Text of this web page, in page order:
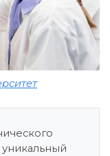
уникальный